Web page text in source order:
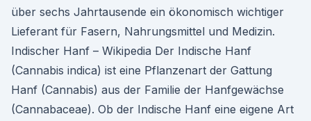
über sechs Jahrtausende ein ökonomisch wichtiger
Lieferant für Fasern, Nahrungsmittel und Medizin.
Indischer Hanf – Wikipedia Der Indische Hanf
(Cannabis indica) ist eine Pflanzenart der Gattung
Hanf (Cannabis) aus der Familie der Hanfgewächse
(Cannabaceae). Ob der Indische Hanf eine eigene Art